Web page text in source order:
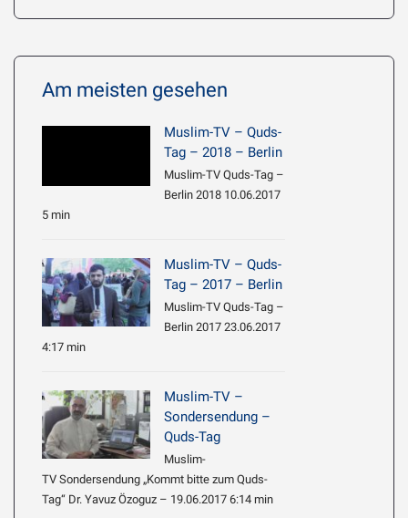
Am meisten gesehen
Muslim-TV – Quds-
Tag – 2018 – Berlin
Muslim-TV Quds-Tag –
Berlin 2018 10.06.2017
5 min
Muslim-TV – Quds-
Tag – 2017 – Berlin
Muslim-TV Quds-Tag –
Berlin 2017 23.06.2017
4:17 min
Muslim-TV –
Sondersendung –
Quds-Tag
Muslim-
TV Sondersendung „Kommt bitte zum Quds-
Tag“ Dr. Yavuz Özoguz – 19.06.2017 6:14 min